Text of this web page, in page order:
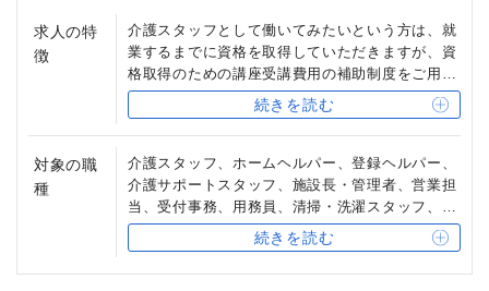
求人の特
徴
介護スタッフとして働いてみたいという方は、就
業するまでに資格を取得していただきますが、資
格取得のための講座受講費用の補助制度をご用意
しています。
また、受付事務スタッフや、清掃・洗濯スタッ
フ、用務員など、介護の資格を必要としない職種
もあります。
続きを読む
対象の職
種
介護スタッフ、ホームヘルパー、登録ヘルパー、
介護サポートスタッフ、施設長・管理者、営業担
当、受付事務、用務員、清掃・洗濯スタッフ、宿
直スタッフ
続きを読む